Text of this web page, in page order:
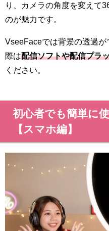
り、カメラの角度を変えて
のが魅力です。
VseeFaceでは背景の透過
際は配信ソフトや配信プラ
ください。
初心者でも簡単に
【スマホ編】